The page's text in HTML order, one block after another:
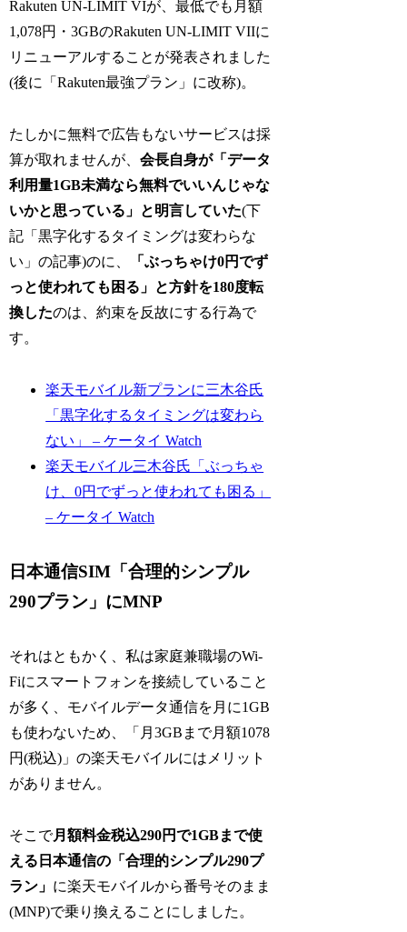
Rakuten UN-LIMIT VIが、最低でも月額
1,078円・3GBのRakuten UN-LIMIT VIIに
リニューアルすることが発表されました
(後に「Rakuten最強プラン」に改称)。
たしかに無料で広告もないサービスは採
算が取れませんが、会長自身が「データ
利用量1GB未満なら無料でいいんじゃな
いかと思っている」と明言していた(下
記「黒字化するタイミングは変わらな
い」の記事)のに、
「ぶっちゃけ0円でず
っと使われても困る」と方針を180度転
換したのは、約束を反故にする行為で
す。
楽天モバイル新プランに三木谷氏
「黒字化するタイミングは変わら
ない」 – ケータイ Watch
楽天モバイル三木谷氏「ぶっちゃ
け、0円でずっと使われても困る」
– ケータイ Watch
日本通信SIM「合理的シンプル
290プラン」にMNP
それはともかく、私は家庭兼職場のWi-
Fiにスマートフォンを接続していること
が多く、モバイルデータ通信を月に1GB
も使わないため、「月3GBまで月額1078
円(税込)」の楽天モバイルにはメリット
がありません。
そこで月額料金税込290円で1GBまで使
える日本通信の「合理的シンプル290プ
ラン」 に楽天モバイルから番号そのまま
(MNP)で乗り換えることにしました。